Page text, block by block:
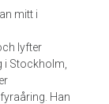
mitt i
lyfter
i Stockholm,
Han